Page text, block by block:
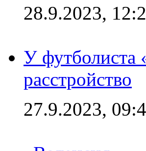
28.9.2023,
У футболиста
расстройство
27.9.2023,